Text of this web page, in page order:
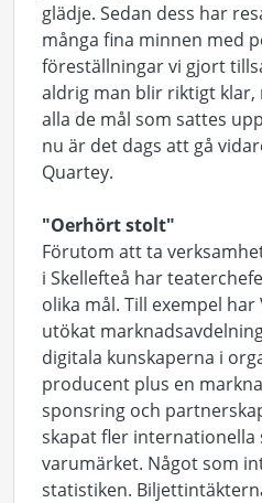
glädje. Sedan dess har
många fina minnen med
föreställningar vi gjort
aldrig man blir riktigt
alla de mål som sattes
nu är det dags att gå
Quartey.
"Oerhört stolt"
Förutom att ta
i Skellefteå har
olika mål. Till exempel
utökat
digitala kunskaperna i
producent plus en
sponsring och
skapat fler
varumärket. Något som
statistiken.